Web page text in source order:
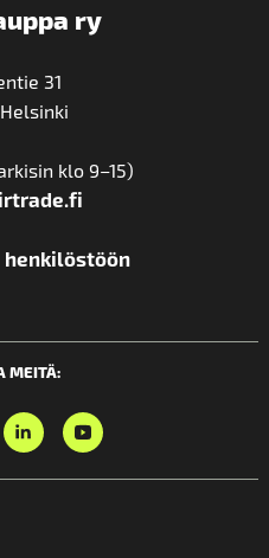
ry
31
klo 9–15)
MEITÄ: